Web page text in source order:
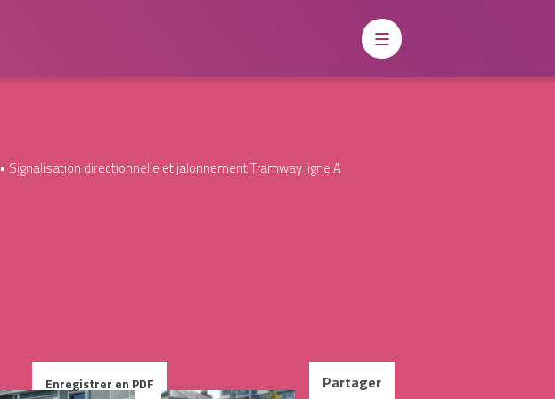
l’ensemble des informations à
prendre en compte pour tous projets
de création, d’aménagements et
• Signalisation directionnelle et jalonnement Tramway ligne A
Partager
Enregistrer en PDF